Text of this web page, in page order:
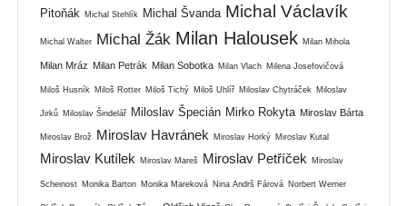
Pitoňák
Michal Stehlík Michal Švanda Michal Václavík
Michal Walter Michal Žák Milan Halousek Milan Mihola
Milan Mráz Milan Petrák Milan Sobotka Milan Vlach Milena Josefovičová
Miloš Husník Miloš Rotter Miloš Tichý Miloš Uhlíř Miloslav Chytráček Miloslav
Jirků Miloslav Šindelář Miloslav Špecián Mirko Rokyta Miroslav Bárta
Miroslav Brož Miroslav Havránek Miroslav Horký Miroslav Kutal
Miroslav Kutílek Miroslav Mareš Miroslav Petříček Miroslav
Scheinost Monika Barton Monika Mareková Nina Andrš Fárová Norbert Werner